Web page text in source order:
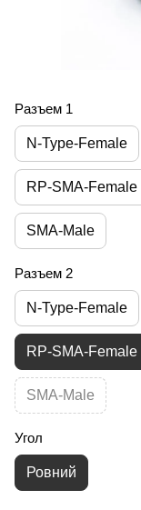
Разъем 1
N-Type-Female
RP-SMA-Female
SMA-Male
Разъем 2
N-Type-Female
RP-SMA-Female
SMA-Male
Угол
Ровний